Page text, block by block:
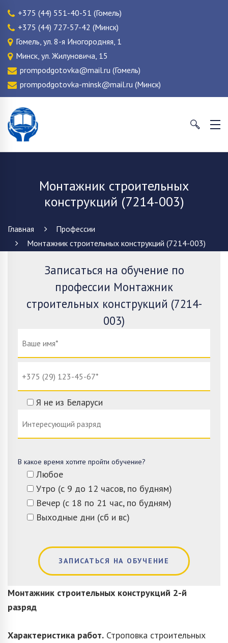
+375 (44) 551-40-51 (Гомель)
+375 (44) 727-57-42 (Минск)
Гомель, ул. 8-я Иногородняя, 1
Минск, ул. Жилуновича, 15
prompodgotovka@mail.ru (Гомель)
prompodgotovka-minsk@mail.ru (Минск)
Монтажник строительных
конструкций (7214-003)
Главная
Профессии
Монтажник строительных конструкций (7214-003)
Записаться на обучение по
профессии Монтажник
строительных конструкций (7214-
003)
Я не из Беларуси
В какое время хотите пройти обучение?
Любое
Утро (с 9 до 12 часов, по будням)
Вечер (с 18 по 21 час, по будням)
Выходные дни (сб и вс)
ЗАПИСАТЬСЯ НА ОБУЧЕНИЕ
Монтажник строительных конструкций 2-й
разряд
Характеристика работ. Строповка строительных